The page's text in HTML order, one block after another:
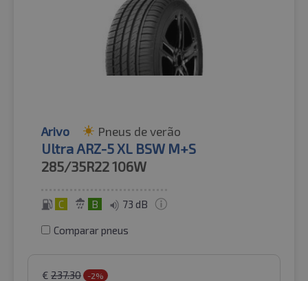
Arivo Pneus de verão
Ultra ARZ-5 XL BSW M+S
285/35R22106W
C B 73 dB
Comparar pneus
€ 237.30 -2%